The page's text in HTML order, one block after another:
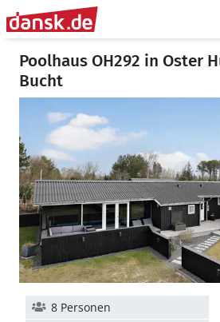
Poolhaus OH292 in Oster
Bucht
8 Personen